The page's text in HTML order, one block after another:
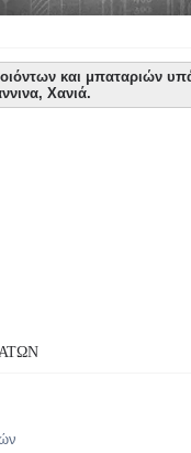
και μπαταριών
Χανιά.